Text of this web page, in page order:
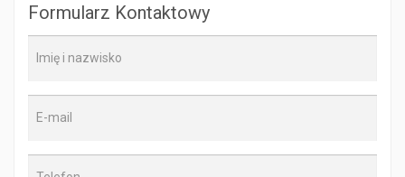
Formularz Kontaktowy